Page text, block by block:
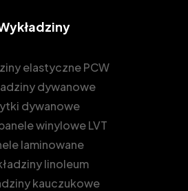
elastyczne PCW
dywanowe
dywanowe
winylowe LVT
laminowane
linoleum
kauczukowe